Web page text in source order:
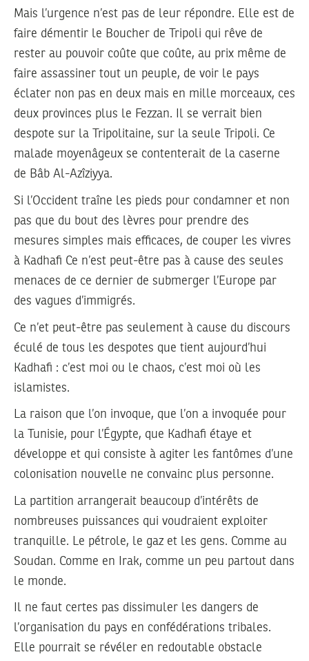
Mais l’urgence n’est pas de leur répondre. Elle est de
faire démentir le Boucher de Tripoli qui rêve de
rester au pouvoir coûte que coûte, au prix même de
faire assassiner tout un peuple, de voir le pays
éclater non pas en deux mais en mille morceaux, ces
deux provinces plus le Fezzan. Il se verrait bien
despote sur la Tripolitaine, sur la seule Tripoli. Ce
malade moyenâgeux se contenterait de la caserne
de Bâb Al-Azîziyya.
Si l’Occident traîne les pieds pour condamner et non
pas que du bout des lèvres pour prendre des
mesures simples mais efficaces, de couper les vivres
à Kadhafi Ce n’est peut-être pas à cause des seules
menaces de ce dernier de submerger l’Europe par
des vagues d’immigrés.
Ce n’et peut-être pas seulement à cause du discours
éculé de tous les despotes que tient aujourd’hui
Kadhafi : c’est moi ou le chaos, c’est moi où les
islamistes.
La raison que l’on invoque, que l’on a invoquée pour
la Tunisie, pour l’Égypte, que Kadhafi étaye et
développe et qui consiste à agiter les fantômes d’une
colonisation nouvelle ne convainc plus personne.
La partition arrangerait beaucoup d’intérêts de
nombreuses puissances qui voudraient exploiter
tranquille. Le pétrole, le gaz et les gens. Comme au
Soudan. Comme en Irak, comme un peu partout dans
le monde.
Il ne faut certes pas dissimuler les dangers de
l’organisation du pays en confédérations tribales.
Elle pourrait se révéler en redoutable obstacle